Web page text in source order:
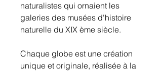
naturalistes qui ornaient les
galeries des musées d'histoire
naturelle du XIX ème siècle.
Chaque globe est une création
unique et originale, réalisée à la